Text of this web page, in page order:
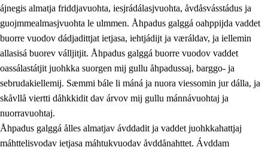
2.
Prinsihpa oahppama, åvddånahttema ja ávddama
hárráj
2.1 Sosiála oahppam ja åvddånibme
2.2 Máhtudahka fágáj hárráj
2.3 Vuodulasj tjehpudagá
ájnegis almatja friddjavuohta, iesjrádálasjvuohta, åvdåsvásstádus ja
guojmmealmasjvuohta le ulmmen. Åhpadus galggá oahppijda vaddet
buorre vuodov dádjadittjat ietjasa, iehtjádijt ja væráldav, ja iellemin
allasisá buorev válljitjit. Åhpadus galggá buorre vuodov vaddet
oassálastátjit juohkka suorgen mij gullu åhpadussaj, barggo- ja
sebrudakiellemij. Sæmmi bále li máná ja nuora viessomin jur dálla, ja
skåvllå viertti dåhkkidit dav árvov mij gullu mánnávuohtaj ja
nuorravuohtaj.
Åhpadus galggá ålles almatjav ávddadit ja vaddet juohkkahattjaj
máhttelisvodav ietjasa máhtukvuodav åvddånahttet. Ávddam